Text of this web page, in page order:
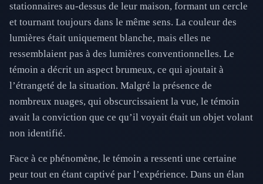
stationnaires au-dessus de leur maison, formant un cercle
et tournant toujours dans le même sens. La couleur des
lumières était uniquement blanche, mais elles ne
ressemblaient pas à des lumières conventionnelles. Le
témoin a décrit un aspect brumeux, ce qui ajoutait à
l’étrangeté de la situation. Malgré la présence de
nombreux nuages, qui obscurcissaient la vue, le témoin
avait la conviction que ce qu’il voyait était un objet volant
non identifié.
Face à ce phénomène, le témoin a ressenti une certaine
peur tout en étant captivé par l’expérience. Dans un élan